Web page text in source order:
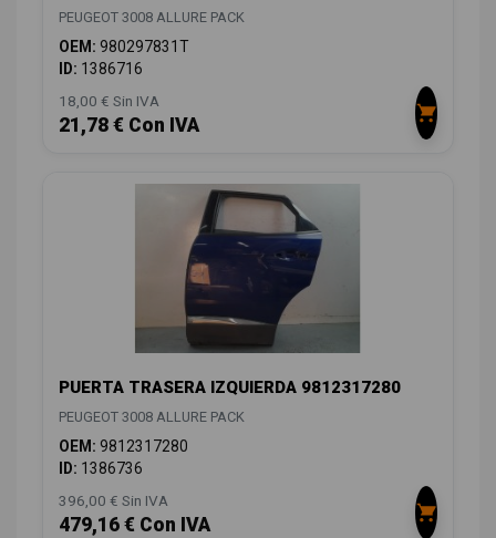
PEUGEOT 3008 ALLURE PACK
OEM: 980297831T
ID: 1386716
18,00 € Sin IVA
21,78 € Con IVA
PUERTA TRASERA IZQUIERDA 9812317280
PEUGEOT 3008 ALLURE PACK
OEM: 9812317280
ID: 1386736
396,00 € Sin IVA
479,16 € Con IVA